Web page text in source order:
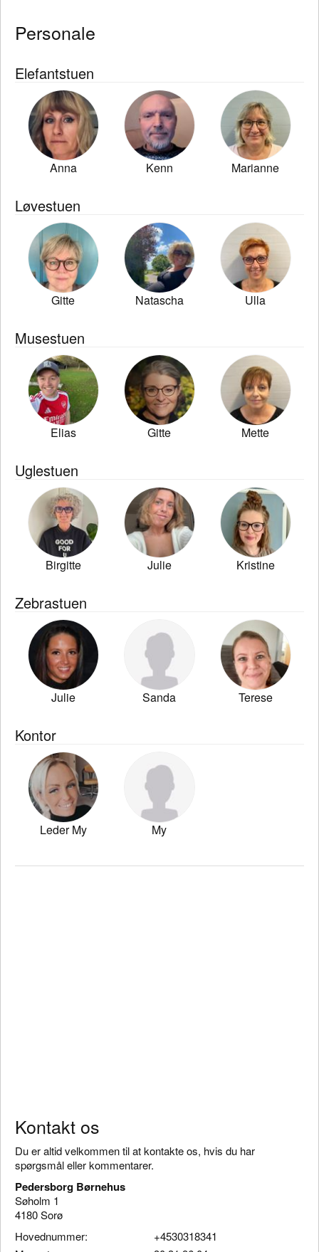
Personale
Elefantstuen
Anna Kenn Marianne
Løvestuen
Gitte Natascha Ulla
Musestuen
Elias Gitte Mette
Uglestuen
Birgitte Julie Kristine
Zebrastuen
Julie Sanda Terese
Kontor
Leder My My
Kontakt os
Du er altid velkommen til at kontakte os, hvis du har
spørgsmål eller kommentarer.
Pedersborg Børnehus
Søholm 1
4180 Sorø
Hovednummer:
+4530318341